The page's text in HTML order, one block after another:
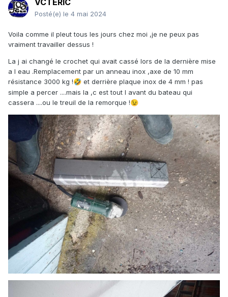
VCTERIC
Posté(e) le 4 mai 2024
Voila comme il pleut tous les jours chez moi ,je ne peux pas
vraiment travailler dessus !
La j ai changé le crochet qui avait cassé lors de la dernière mise
a l eau .Remplacement par un anneau inox ,axe de 10 mm
résistance 3000 kg !🤣 et derrière plaque inox de 4 mm ! pas
simple a percer ....mais la ,c est tout l avant du bateau qui
cassera ....ou le treuil de la remorque !😉